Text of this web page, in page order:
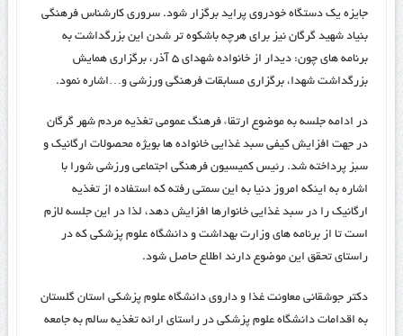
جایزه یک دستگاه خودروی پراید برگزار شود. سروری کارشناس فرهنگی
بنیاد شهید گرگان نیز برای هرچه باشکوه تر شدن این بزرگداشت به
برنامه های چون: دیدار از خانواده شهدای ۵ آذر، برگزاری همایش
بزرگداشت شهدا، برگزاری مسابقات فرهنگی ورزشی و…اشاره نمود.
در ادامه جلسه به موضوع ارتقاء فرهنگ عمومی تغذیه مردم شهر گرگان
در جهت افزایش کیفی سبد غذایی خانواده ها بویژه محصولات ارگانیک و
سبز پرداخته شد. رئیس کمیسیون فرهنگی اجتماعی ورزشی شورا با
اشاره به اینکه امروز دنیا به این سمتی رفته که استفاده از تغذیه
ارگانیک را در سبد غذایی خانوارها افزایش دهد، لذا در این جلسه لازم
است تا از برنامه های وزارت بهداشت و دانشگاه علوم پزشکی که در
راستای تحقق این موضوع دارند اطلاع حاصل شود.
دکتر جوشقانی معاونت غذا و داروی دانشگاه علوم پزشکی استان گلستان
به اقدامات دانشگاه علوم پزشکی در راستای ارائه تغذیه سالم به جامعه